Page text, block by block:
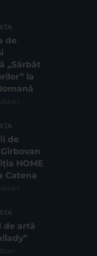
de
„Sărbăt
la
de
HOME
Catena
de artă